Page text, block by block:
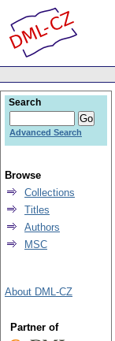
Search
Advanced Search
Browse
Collections
Titles
Authors
MSC
About DML-CZ
Partner of